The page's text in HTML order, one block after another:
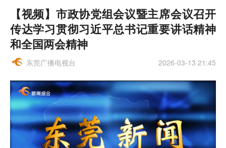
【视频】市政协党组会议暨主席会议召开
传达学习贯彻习近平总书记重要讲话精神
和全国两会精神
东莞广播电视台 2026-03-13 21:45